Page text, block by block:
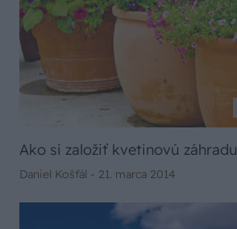
Ako si založiť kvetinovú záhradu
Daniel Košťál - 21. marca 2014